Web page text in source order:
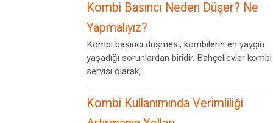
Kombi Basıncı Neden Düşer? Ne
Yapmalıyız?
Kombi basıncı düşmesi, kombilerin en yaygın
yaşadığı sorunlardan biridir. Bahçelievler kombi
servisi olarak,...
Kombi Kullanımında Verimliliği